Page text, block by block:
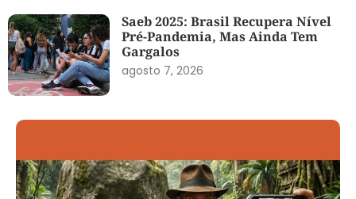
Saeb 2025: Brasil Recupera Nível
Pré-Pandemia, Mas Ainda Tem
Gargalos
agosto 7, 2026